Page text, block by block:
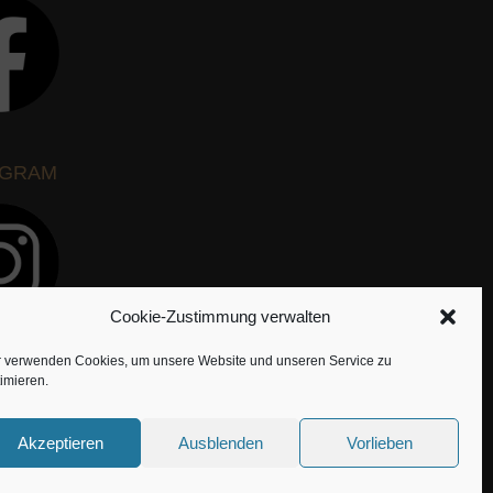
Cookie-Zustimmung verwalten
verwenden Cookies, um unsere Website und unseren Service zu
Akzeptieren Ausblenden Vorlieben